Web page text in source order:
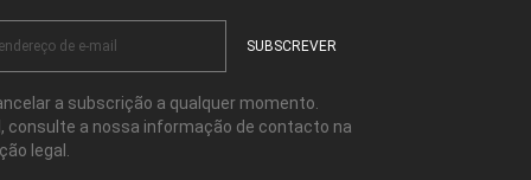
a subscrição a qualquer momento.
consulte a nossa informação de contacto na
legal.